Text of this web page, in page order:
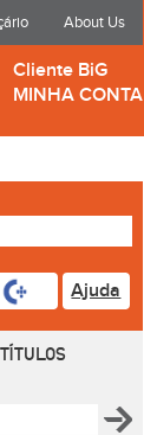
About Us
Cliente BiG
MINHA CONTA
Ajuda